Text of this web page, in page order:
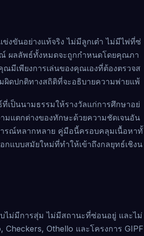
ข่งขันอย่างแท้จริง ไม่มีลูกเต๋า ไม่มีไพ่ที่ซ่
ผลลัพธ์ทั้งหมดจะถูกกำหนดโดยคุณภา
มีเพียงการเล่นของคุณเองที่ต้องตรวจส
ผิดปกติทางสถิติที่จะอธิบายความพ่ายแพ้
เป็นนามธรรมให้รางวัลแก่การศึกษาอย่
มแตกต่างของทักษะด้วยความชัดเจนอัน
รณ์หลากหลาย คู่มือนี้ครอบคลุมเนื้อหาทั้
แบบสมัยใหม่ที่ทำให้เข้าถึงกลยุทธ์เชิงน
ไม่มีการสุ่ม ไม่มีสถานะที่ซ่อนอยู่ และไม่
Othello และโครงการ GIPF